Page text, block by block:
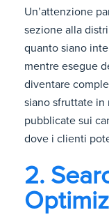
Un’attenzione
sezione alla
quanto siano
mentre esegue
diventare
siano sfruttate in
pubblicate sui
dove i clienti
2.